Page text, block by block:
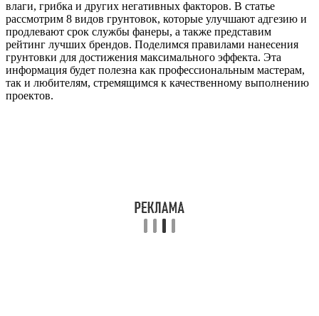
влаги, грибка и других негативных факторов. В статье
рассмотрим 8 видов грунтовок, которые улучшают адгезию и
продлевают срок службы фанеры, а также представим
рейтинг лучших брендов. Поделимся правилами нанесения
грунтовки для достижения максимального эффекта. Эта
информация будет полезна как профессиональным мастерам,
так и любителям, стремящимся к качественному выполнению
проектов.